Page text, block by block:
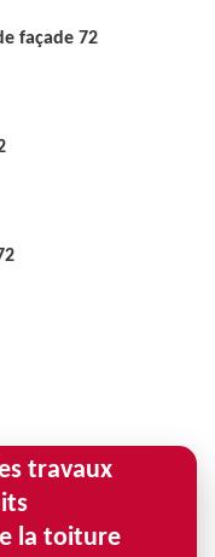
façade 72
travaux
la toiture